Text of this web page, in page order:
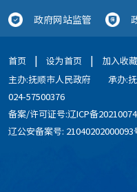
政府网站监管
首页 | 设为首页 | 加入收藏
主办:抚顺市人民政府
承办:
024-57500376
备案/许可证号:辽ICP备
辽公安备案号: 21040202000093